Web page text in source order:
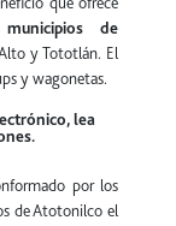
de
y Tototlán. El
y wagonetas.
lea
por los
de Atotonilco el